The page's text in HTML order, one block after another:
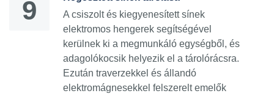
A csiszolt és kiegyenesített sínek
elektromos hengerek segítségével
kerülnek ki a megmunkáló egységből, és
adagolókocsik helyezik el a tárolórácsra.
Ezután traverzekkel és állandó
elektromágnesekkel felszerelt emelők